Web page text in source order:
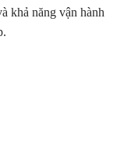
khả năng vận hành